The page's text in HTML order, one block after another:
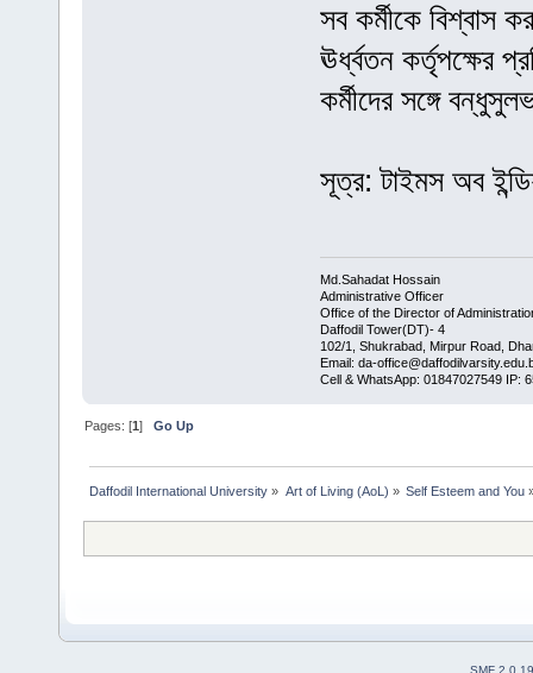
সব কর্মীকে বিশ্বাস
ঊর্ধ্বতন কর্তৃপক্ষের
কর্মীদের সঙ্গে
সূত্র: টাইমস অব
Md.Sahadat Hossain
Administrative Officer
Office of the Director of
Daffodil Tower(DT)- 4
102/1, Shukrabad, Mirpur Road,
Email: da-
Cell & WhatsApp: 01847027549 IP:
Pages: [1]Go Up
Daffodil International University » Art of Living (AoL) » Self Esteem and You
SMF 2.0.19